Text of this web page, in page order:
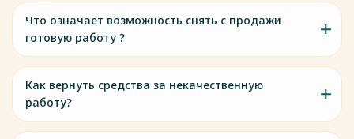
Что означает возможность снять с продажи
готовую работу ?
Как вернуть средства за некачественную
работу?